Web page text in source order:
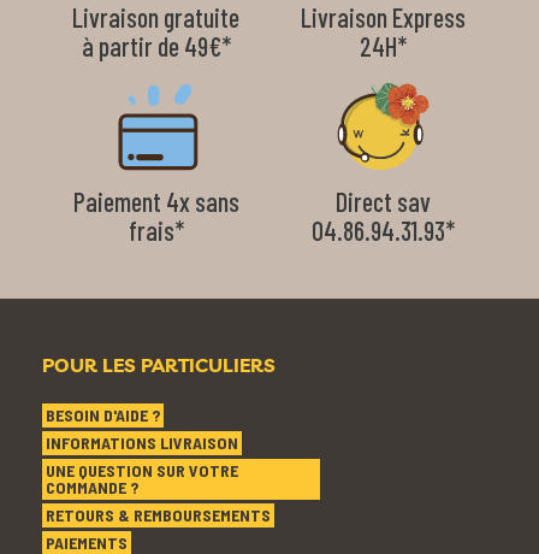
Livraison gratuite
à partir de 49€*
Livraison Express
24H*
Paiement 4x sans
frais*
Direct sav
04.86.94.31.93*
POUR LES PARTICULIERS
BESOIN D'AIDE ?
INFORMATIONS LIVRAISON
UNE QUESTION SUR VOTRE
COMMANDE ?
RETOURS & REMBOURSEMENTS
PAIEMENTS